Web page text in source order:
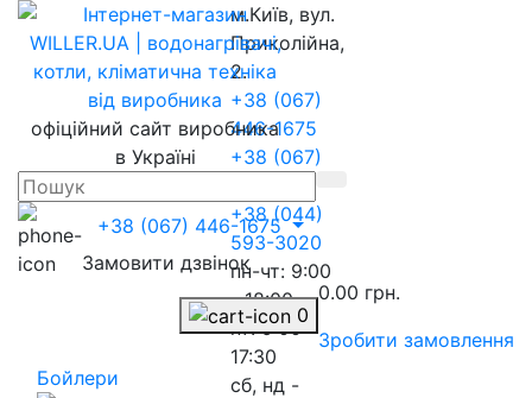
м.Київ, вул.
Приколійна,
2.
+38 (067)
446-1675
+38 (067)
+38 (044)
593-3020
пн-чт: 9:00
- 18:00
пт: 9:00 -
17:30
сб, нд -
офіційний сайт виробника
в Україні
+38 (067) 446-1675
Замовити дзвінок
0
0.00 грн.
Зробити замовлення
Бойлери